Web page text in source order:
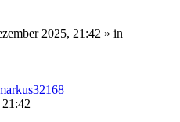
2025, 21:42 » in